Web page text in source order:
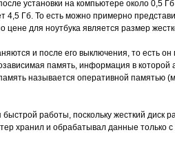
установки на компьютере около 0,5
4,5 Гб. То есть можно примерно
для ноутбука является размер
и после его выключения, то есть
память, информация в которой
называется оперативной памятью
работы, поскольку жесткий диск
хранил и обрабатывал данные только